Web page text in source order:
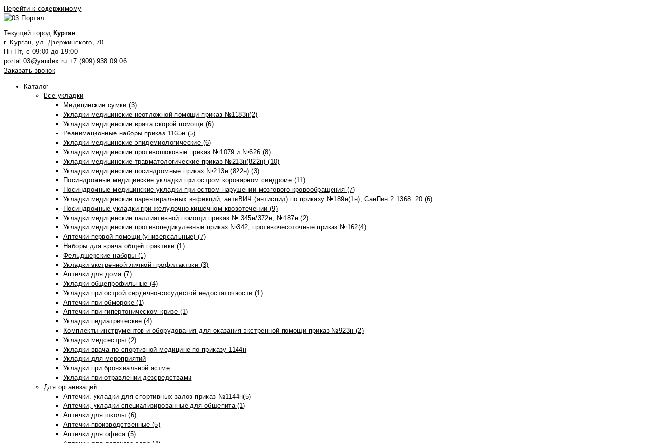
Перейти к содержимому
Текущий город: Курган
г. Курган, ул. Дзержинского, 70
Пн-Пт, с 09:00 до 19:00
portal.03@yandex.ru +7 (909) 938 09 06
Заказать звонок
Каталог
Все укладки
Медицинские сумки (3)
Укладки медицинские неотложной помощи приказ №1183н(2)
Укладки медицинские врача скорой помощи (6)
Реанимационные наборы приказ 1165н (5)
Укладки медицинские эпидемиологические (6)
Укладки медицинские противошоковые приказ №1079 и №626 (8)
Укладки медицинские травматологические приказ №213н(822н) (10)
Укладки медицинские посиндромные приказ №213н (822н) (3)
Посиндромные медицинские укладки при остром коронарном синдроме (11)
Посиндромные медицинские укладки при остром нарушении мозгового кровообращения (7)
Укладки медицинские парентеральных инфекций, антиВИЧ (антиспид) по приказу №189н(1н), СанПин 2.1368−20 (6)
Посиндромные укладки при желудочно-кишечном кровотечении (9)
Укладки медицинские паллиативной помощи приказ № 345н/372н, №187н (2)
Укладки медицинские противопедикулезные приказ №342, противочесоточные приказ №162(4)
Аптечки первой помощи (универсальные) (7)
Наборы для врача общей практики (1)
Фельдшерские наборы (1)
Укладки экстренной личной профилактики (3)
Аптечки для дома (7)
Укладки общепрофильные (4)
Укладки при острой сердечно-сосудистой недостаточности (1)
Аптечки при обмороке (1)
Аптечки при гипертоническом кризе (1)
Укладки педиатрические (4)
Комплекты инструментов и оборудования для оказания экстренной помощи приказ №923н (2)
Укладки медсестры (2)
Укладки врача по спортивной медицине по приказу 1144н
Укладки для мероприятий
Укладки при бронхиальной астме
Укладки при отравлении дезсредствами
Для организаций
Аптечки, укладки для спортивных залов приказ №1144н(5)
Аптечки, укладки специализированные для общепита (1)
Аптечки для школы (6)
Аптечки производственные (5)
Аптечки для офиса (5)